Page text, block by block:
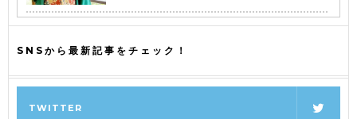
SNSから最新記事をチェック！
TWITTER